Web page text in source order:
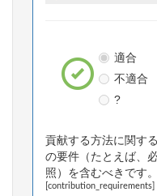
適合
不適合
?
貢献する方法に関す
の要件（たとえば、
照）を含むべきです
[contribution_requirements]